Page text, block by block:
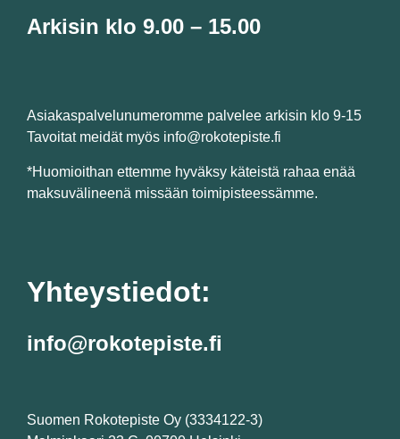
Arkisin klo 9.00 – 15.00
Asiakaspalvelunumeromme palvelee arkisin klo 9-15
Tavoitat meidät myös info@rokotepiste.fi
*Huomioithan ettemme hyväksy käteistä rahaa enää
maksuvälineenä missään toimipisteessämme.
Yhteystiedot:
info@rokotepiste.fi
Suomen Rokotepiste Oy (3334122-3)